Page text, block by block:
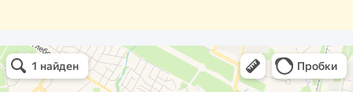
Олди Строй
Фасады и фасадные системы в Обнинске
Оргстекло, поликарбонат в Обнинске